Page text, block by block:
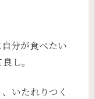
分が食べたい
し。
いたれりつく